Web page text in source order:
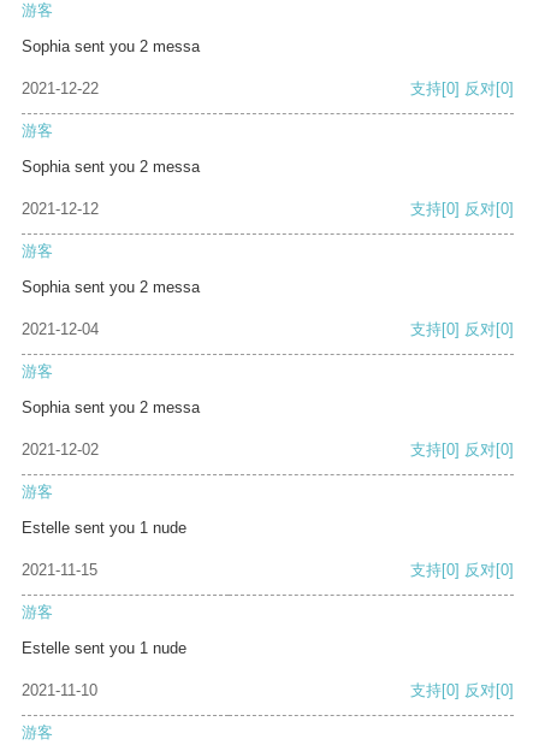
游客
Sophia sent you 2 messa
2021-12-22 支持[0] 反对[0]
游客
Sophia sent you 2 messa
2021-12-12 支持[0] 反对[0]
游客
Sophia sent you 2 messa
2021-12-04 支持[0] 反对[0]
游客
Sophia sent you 2 messa
2021-12-02 支持[0] 反对[0]
游客
Estelle sent you 1 nude
2021-11-15 支持[0] 反对[0]
游客
Estelle sent you 1 nude
2021-11-10 支持[0] 反对[0]
游客